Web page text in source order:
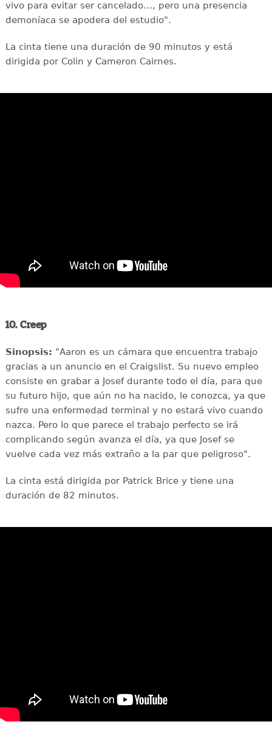
vivo para evitar ser cancelado..., pero una presencia
demoníaca se apodera del estudio".
La cinta tiene una duración de 90 minutos y está
dirigida por Colin y Cameron Cairnes.
10. Creep
Sinopsis: "Aaron es un cámara que encuentra trabajo
gracias a un anuncio en el Craigslist. Su nuevo empleo
consiste en grabar a Josef durante todo el día, para que
su futuro hijo, que aún no ha nacido, le conozca, ya que
sufre una enfermedad terminal y no estará vivo cuando
nazca. Pero lo que parece el trabajo perfecto se irá
complicando según avanza el día, ya que Josef se
vuelve cada vez más extraño a la par que peligroso".
La cinta está dirigida por Patrick Brice y tiene una
duración de 82 minutos.